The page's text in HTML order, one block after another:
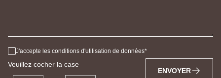
J'accepte les conditions d'utilisation de données
Veuillez cocher la case
ENVOYER